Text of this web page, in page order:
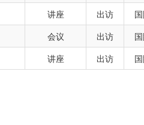
讲座 出访
会议 出访
讲座 出访